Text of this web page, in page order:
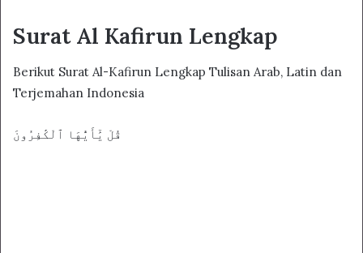
Surat Al Kafirun Lengkap
Berikut Surat Al-Kafirun Lengkap Tulisan Arab, Latin dan
Terjemahan Indonesia
قُلْ يَٰٓأَيُّهَا ٱلْكَٰفِرُونَ